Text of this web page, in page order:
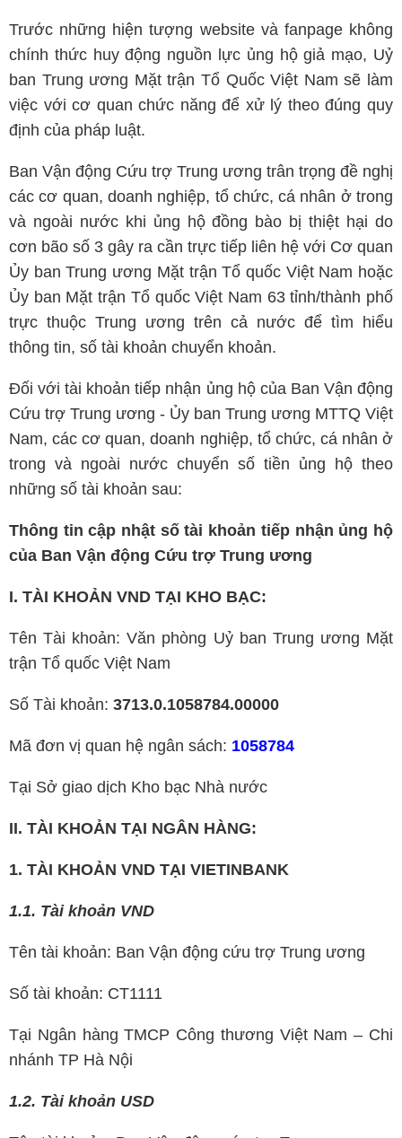
Trước những hiện tượng website và fanpage không
chính thức huy động nguồn lực ủng hộ giả mạo, Uỷ
ban Trung ương Mặt trận Tổ Quốc Việt Nam sẽ làm
việc với cơ quan chức năng để xử lý theo đúng quy
định của pháp luật.
Ban Vận động Cứu trợ Trung ương trân trọng đề nghị
các cơ quan, doanh nghiệp, tổ chức, cá nhân ở trong
và ngoài nước khi ủng hộ đồng bào bị thiệt hại do
cơn bão số 3 gây ra cần trực tiếp liên hệ với Cơ quan
Ủy ban Trung ương Mặt trận Tổ quốc Việt Nam hoặc
Ủy ban Mặt trận Tổ quốc Việt Nam 63 tỉnh/thành phố
trực thuộc Trung ương trên cả nước để tìm hiểu
thông tin, số tài khoản chuyển khoản.
Đối với tài khoản tiếp nhận ủng hộ của Ban Vận động
Cứu trợ Trung ương - Ủy ban Trung ương MTTQ Việt
Nam, các cơ quan, doanh nghiệp, tổ chức, cá nhân ở
trong và ngoài nước chuyển số tiền ủng hộ theo
những số tài khoản sau:
Thông tin cập nhật số tài khoản tiếp nhận ủng hộ
của Ban Vận động Cứu trợ Trung ương
I. TÀI KHOẢN VND TẠI KHO BẠC:
Tên Tài khoản: Văn phòng Uỷ ban Trung ương Mặt
trận Tổ quốc Việt Nam
Số Tài khoản: 3713.0.1058784.00000
Mã đơn vị quan hệ ngân sách: 1058784
Tại Sở giao dịch Kho bạc Nhà nước
II. TÀI KHOẢN TẠI NGÂN HÀNG:
1. TÀI KHOẢN VND TẠI VIETINBANK
1.1. Tài khoản VND
Tên tài khoản: Ban Vận động cứu trợ Trung ương
Số tài khoản: CT1111
Tại Ngân hàng TMCP Công thương Việt Nam – Chi
nhánh TP Hà Nội
1.2. Tài khoản USD